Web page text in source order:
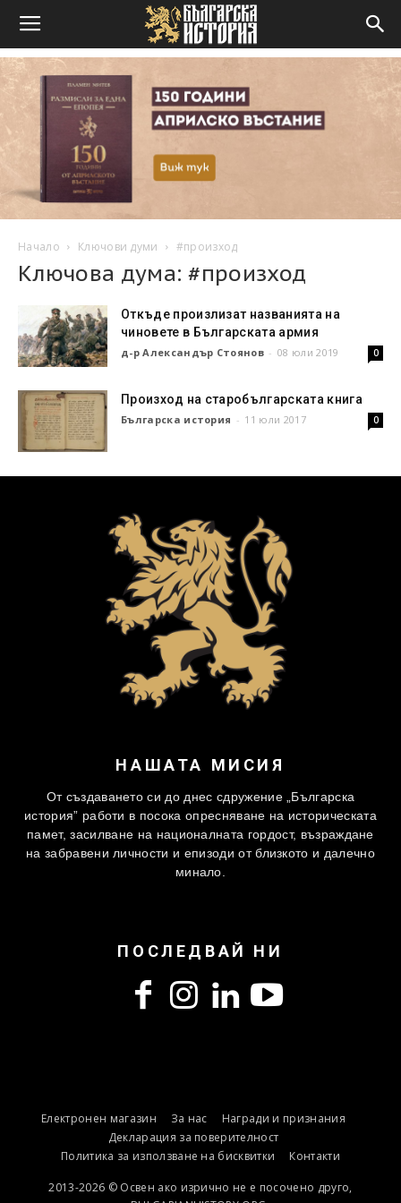
Начало Ключови думи #произход
Ключова дума: #произход
Откъде произлизат названията на
чиновете в Българската армия
д-р Александър Стоянов - 08 юли 2019 0
Произход на старобългарската книга
Българска история - 11 юли 2017 0
НАШАТА МИСИЯ
От създаването си до днес сдружение „Българска
история” работи в посока опресняване на историческата
памет, засилване на националната гордост, възраждане
на забравени личности и епизоди от близкото и далечно
минало.
ПОСЛЕДВАЙ НИ
Електронен магазин За нас
Награди и признания
Декларация за поверителност
Политика за използване на бисквитки
Контакти
2013-2026 © Освен ако изрично не е посочено друго,